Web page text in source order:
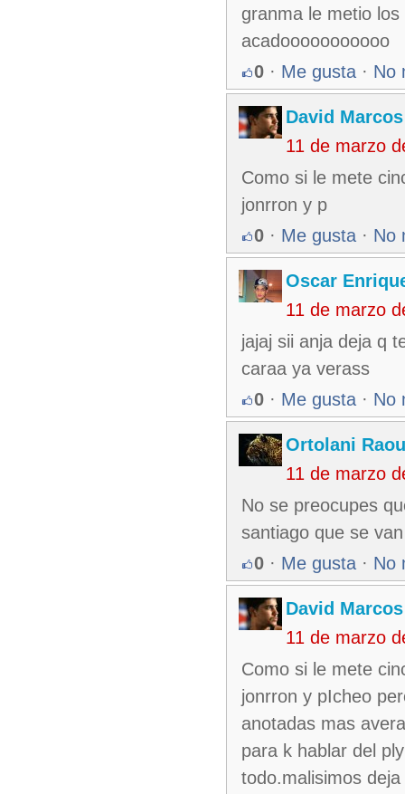
granma le metio
acadooooooooooo
0 · Me gusta · No
David Marcos
11 de marzo
Como si le mete
jonrron y p
0 · Me gusta · No
Oscar
11 de marzo
jajaj sii anja deja q
caraa ya verass
0 · Me gusta · No
Ortolani
11 de marzo
No se preocupes
santiago que se
0 · Me gusta · No
David Marcos
11 de marzo
Como si le mete
jonrron y pIcheo
anotadas mas
para k hablar del
todo.malisimos